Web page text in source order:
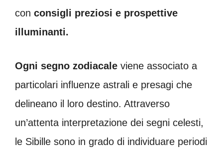
con consigli preziosi e prospettive
illuminanti.
Ogni segno zodiacale viene associato a
particolari influenze astrali e presagi che
delineano il loro destino. Attraverso
un’attenta interpretazione dei segni celesti,
le Sibille sono in grado di individuare periodi